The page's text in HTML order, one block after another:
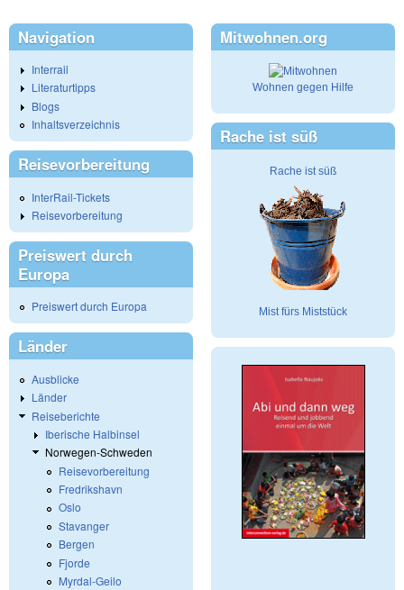
Navigation
Interrail
Literaturtipps
Blogs
Inhaltsverzeichnis
Reisevorbereitung
InterRail-Tickets
Reisevorbereitung
Preiswert durch
Europa
Preiswert durch Europa
Länder
Ausblicke
Länder
Reiseberichte
Iberische Halbinsel
Norwegen-Schweden
Reisevorbereitung
Fredrikshavn
Oslo
Stavanger
Bergen
Fjorde
Myrdal-Geilo
Mitwohnen.org
Wohnen gegen Hilfe
Rache ist süß
Rache ist süß
Mist fürs Miststück